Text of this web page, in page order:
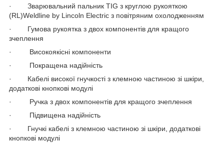
· Зварювальний пальник TIG з круглою рукояткою
(RL)Weldline by Lincoln Electric з повітряним охолодженням
· Гумова рукоятка з двох компонентів для кращого
зчеплення
· Високоякісні компоненти
· Покращена надійність
· Кабелі високої гнучкості з клемною частиною зі шкіри,
додаткові кнопкові модулі
· Ручка з двох компонентів для кращого зчеплення
· Підвищена надійність
· Гнучкі кабелі з клемною частиною зі шкіри, додаткові
кнопкові модулі